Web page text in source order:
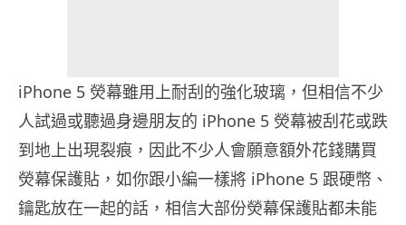
iPhone 5 熒幕雖用上耐刮的強化玻璃，但相信不少
人試過或聽過身邊朋友的 iPhone 5 熒幕被刮花或跌
到地上出現裂痕，因此不少人會願意額外花錢購買
熒幕保護貼，如你跟小編一樣將 iPhone 5 跟硬幣、
鑰匙放在一起的話，相信大部份熒幕保護貼都未能